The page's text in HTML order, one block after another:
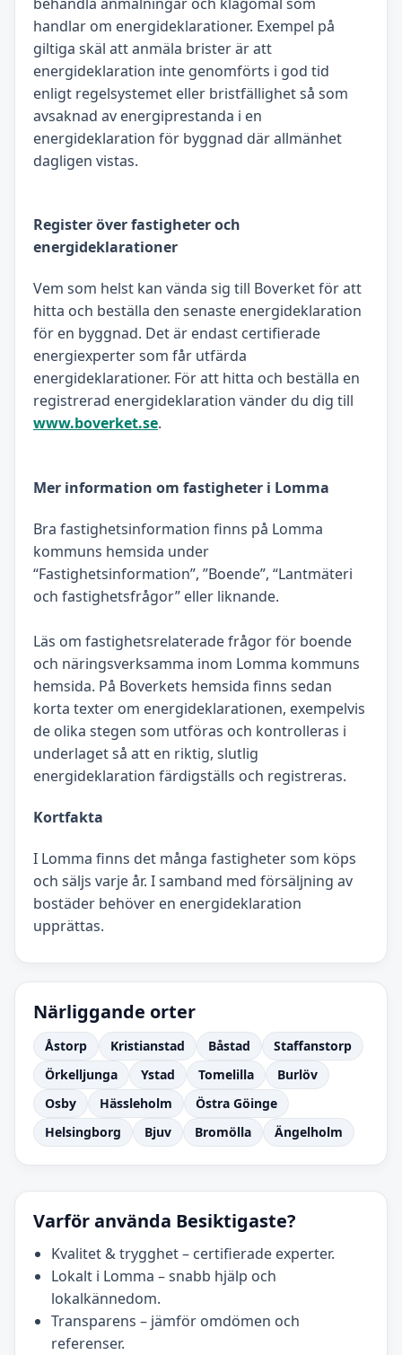
handlar om energideklarationer. Exempel på
giltiga skäl att anmäla brister är att
energideklaration inte genomförts i god tid
enligt regelsystemet eller bristfällighet så som
avsaknad av energiprestanda i en
energideklaration för byggnad där allmänhet
dagligen vistas.
Register över fastigheter och
energideklarationer
Vem som helst kan vända sig till Boverket för att
hitta och beställa den senaste energideklaration
för en byggnad. Det är endast certifierade
energiexperter som får utfärda
energideklarationer. För att hitta och beställa en
registrerad energideklaration vänder du dig till
www.boverket.se.
Mer information om fastigheter i Lomma
Bra fastighetsinformation finns på Lomma
kommuns hemsida under
“Fastighetsinformation”, ”Boende”, “Lantmäteri
och fastighetsfrågor” eller liknande.
Läs om fastighetsrelaterade frågor för boende
och näringsverksamma inom Lomma kommuns
hemsida. På Boverkets hemsida finns sedan
korta texter om energideklarationen, exempelvis
de olika stegen som utföras och kontrolleras i
underlaget så att en riktig, slutlig
energideklaration färdigställs och registreras.
Kortfakta
I Lomma finns det många fastigheter som köps
och säljs varje år. I samband med försäljning av
bostäder behöver en energideklaration
upprättas.
Närliggande orter
Åstorp Kristianstad Båstad
Staffanstorp
Örkelljunga
Ystad Tomelilla
Burlöv
Osby
Hässleholm
Östra Göinge
Helsingborg
Bjuv Bromölla Ängelholm
Varför använda Besiktigaste?
Kvalitet & trygghet – certifierade experter.
Lokalt i Lomma – snabb hjälp och
lokalkännedom.
Transparens – jämför omdömen och
referenser.